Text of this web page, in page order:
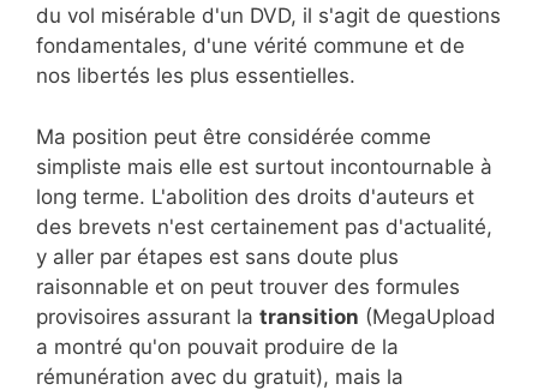
du vol misérable d'un DVD, il s'agit de questions
fondamentales, d'une vérité commune et de
nos libertés les plus essentielles.
Ma position peut être considérée comme
simpliste mais elle est surtout incontournable à
long terme. L'abolition des droits d'auteurs et
des brevets n'est certainement pas d'actualité,
y aller par étapes est sans doute plus
raisonnable et on peut trouver des formules
provisoires assurant la transition (MegaUpload
a montré qu'on pouvait produire de la
rémunération avec du gratuit), mais la